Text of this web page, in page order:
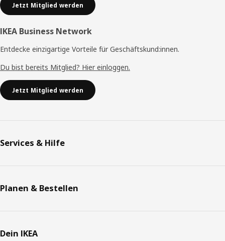
Jetzt Mitglied werden
IKEA Business Network
Entdecke einzigartige Vorteile für Geschäftskund:innen.
Du bist bereits Mitglied? Hier einloggen.
Jetzt Mitglied werden
Services & Hilfe
Planen & Bestellen
Dein IKEA